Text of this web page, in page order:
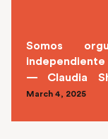
Somos
independiente
— Claudia
March 4, 2025